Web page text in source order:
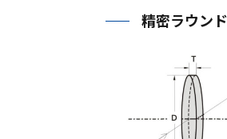
精密ラウン